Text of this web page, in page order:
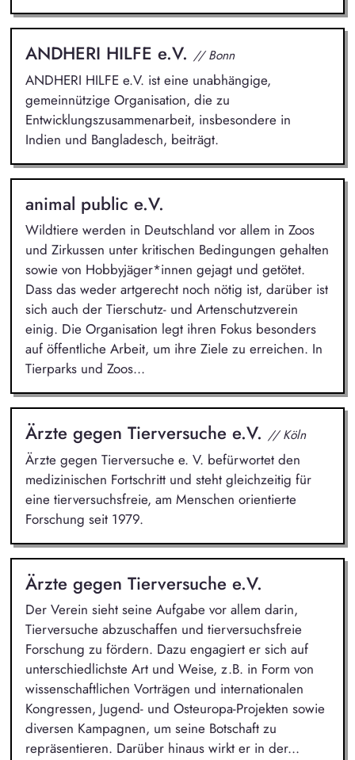
ANDHERI HILFE e.V. // Bonn
ANDHERI HILFE e.V. ist eine unabhängige,
gemeinnützige Organisation, die zu
Entwicklungszusammenarbeit, insbesondere in
Indien und Bangladesch, beiträgt.
animal public e.V.
Wildtiere werden in Deutschland vor allem in Zoos
und Zirkussen unter kritischen Bedingungen gehalten
sowie von Hobbyjäger*innen gejagt und getötet.
Dass das weder artgerecht noch nötig ist, darüber ist
sich auch der Tierschutz- und Artenschutzverein
einig. Die Organisation legt ihren Fokus besonders
auf öffentliche Arbeit, um ihre Ziele zu erreichen. In
Tierparks und Zoos...
Ärzte gegen Tierversuche e.V. // Köln
Ärzte gegen Tierversuche e. V. befürwortet den
medizinischen Fortschritt und steht gleichzeitig für
eine tierversuchsfreie, am Menschen orientierte
Forschung seit 1979.
Ärzte gegen Tierversuche e.V.
Der Verein sieht seine Aufgabe vor allem darin,
Tierversuche abzuschaffen und tierversuchsfreie
Forschung zu fördern. Dazu engagiert er sich auf
unterschiedlichste Art und Weise, z.B. in Form von
wissenschaftlichen Vorträgen und internationalen
Kongressen, Jugend- und Osteuropa-Projekten sowie
diversen Kampagnen, um seine Botschaft zu
repräsentieren. Darüber hinaus wirkt er in der...